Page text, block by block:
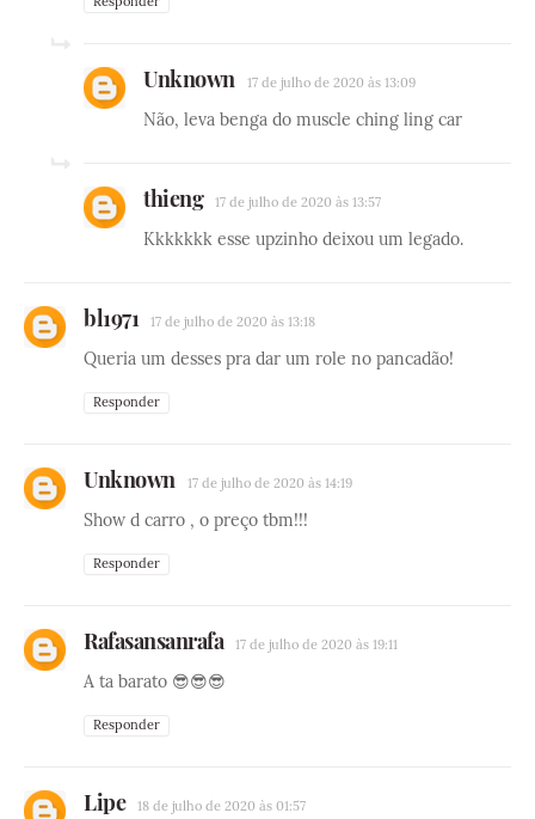
Unknown 17 de julho de 2020 às 13:09
Não, leva benga do muscle ching ling car
thieng 17 de julho de 2020 às 13:57
Kkkkkkk esse upzinho deixou um legado.
bl1971 17 de julho de 2020 às 13:18
Queria um desses pra dar um role no pancadão!
Responder
Unknown 17 de julho de 2020 às 14:19
Show d carro , o preço tbm!!!
Responder
Rafasansanrafa 17 de julho de 2020 às 19:11
A ta barato 😎😎😎
Responder
Lipe 18 de julho de 2020 às 01:57